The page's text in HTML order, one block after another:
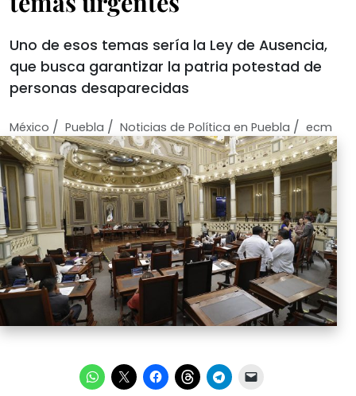
Uno de esos temas sería la Ley de Ausencia,
que busca garantizar la patria potestad de
personas desaparecidas
México / Puebla / Noticias de Política en Puebla / ecm